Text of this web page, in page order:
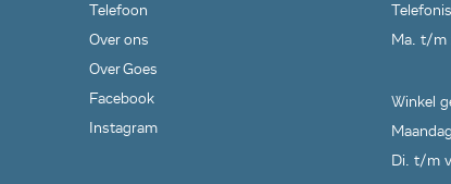
Telefoon
Over ons
Over Goes
Facebook
Instagram
Ma. t/m
Winkel
Maandag
Di. t/m